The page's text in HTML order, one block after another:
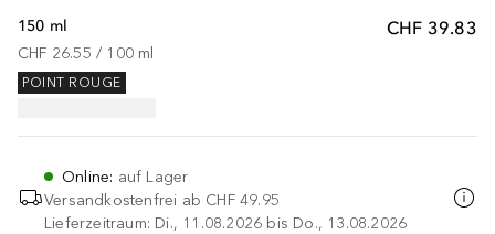
CHF 39.83
150 ml
CHF 26.55 / 100 ml
POINT ROUGE
Online: auf Lager
Versandkostenfrei ab CHF 49.95
Lieferzeitraum: Di., 11.08.2026 bis Do., 13.08.2026